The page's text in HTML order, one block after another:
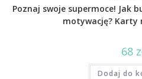
Poznaj swoje supermoce! Jak
motywację? Karty
68
Dodaj do